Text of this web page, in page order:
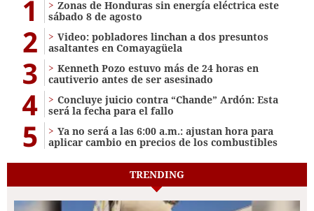
1
Zonas de Honduras sin energía eléctrica este
sábado 8 de agosto
2
Video: pobladores linchan a dos presuntos
asaltantes en Comayagüela
3
Kenneth Pozo estuvo más de 24 horas en
cautiverio antes de ser asesinado
4
Concluye juicio contra “Chande” Ardón: Esta
será la fecha para el fallo
5
Ya no será a las 6:00 a.m.: ajustan hora para
aplicar cambio en precios de los combustibles
TRENDING